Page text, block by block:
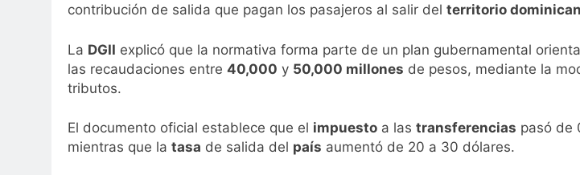
contribución de salida que pagan los pasajeros al salir del territorio
La DGII explicó que la normativa forma parte de un plan gubernamental
las recaudaciones entre 40,000 y 50,000 millones de pesos, mediante la
tributos.
El documento oficial establece que el impuesto a las transferencias pasó de
mientras que la tasa de salida del país aumentó de 20 a 30 dólares.